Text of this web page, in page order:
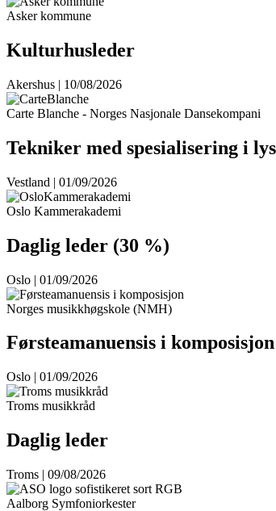
Asker kommune
Kulturhusleder
Akershus | 10/08/2026
Carte Blanche - Norges Nasjonale Dansekompani
Tekniker med spesialisering i lys
Vestland | 01/09/2026
Oslo Kammerakademi
Daglig leder (30 %)
Oslo | 01/09/2026
Norges musikkhøgskole (NMH)
Førsteamanuensis i komposisjon
Oslo | 01/09/2026
Troms musikkråd
Daglig leder
Troms | 09/08/2026
Aalborg Symfoniorkester